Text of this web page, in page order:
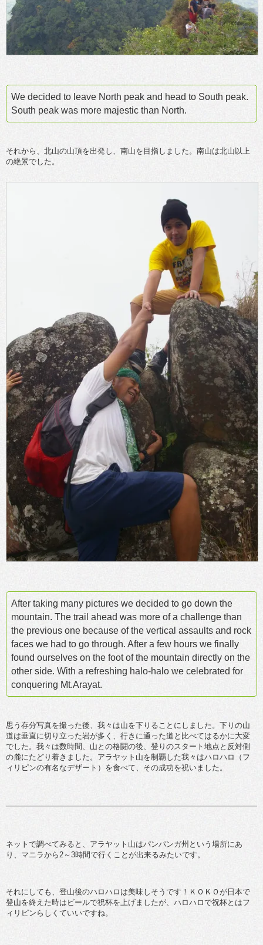
We decided to leave North peak and head to South peak.
South peak was more majestic than North.
それから、北山の山頂を出発し、南山を目指しました。南山は北山以上
の絶景でした。
After taking many pictures we decided to go down the
mountain. The trail ahead was more of a challenge than
the previous one because of the vertical assaults and rock
faces we had to go through. After a few hours we finally
found ourselves on the foot of the mountain directly on the
other side. With a refreshing halo-halo we celebrated for
conquering Mt.Arayat.
思う存分写真を撮った後、我々は山を下りることにしました。下りの山
道は垂直に切り立った岩が多く、行きに通った道と比べてはるかに大変
でした。我々は数時間、山との格闘の後、登りのスタート地点と反対側
の麓にたどり着きました。アラヤット山を制覇した我々はハロハロ（フ
ィリピンの有名なデザート）を食べて、その成功を祝いました。
ネットで調べてみると、アラヤット山はパンパンガ州という場所にあ
り、マニラから2～3時間で行くことが出来るみたいです。
それにしても、登山後のハロハロは美味しそうです！ＫＯＫＯが日本で
登山を終えた時はビールで祝杯を上げましたが、ハロハロで祝杯とはフ
ィリピンらしくていいですね。